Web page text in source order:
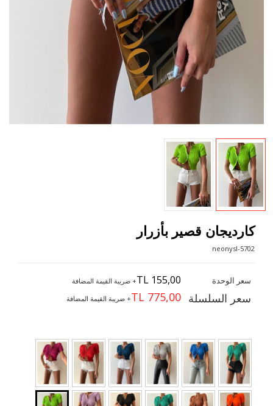
كارديجان قصير بأزرار
5702-neonysl
سعر الوحدة TL 155,00+ ضريبة القيمة المضافة
سعر السلسلة TL 775,00+ ضريبة القيمة المضافة